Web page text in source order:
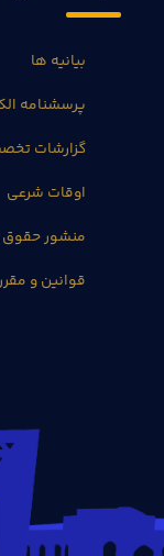
بیانیه ها
پرسشنامه
گزارشات
اوقات شرعی
منشور
قوانین و